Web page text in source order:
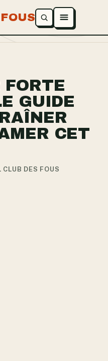
FOUS Ouvrir le menu
FORTE
GUIDE
CET
DES FOUS